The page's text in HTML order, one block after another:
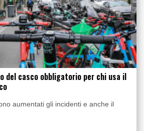
del casco obbligatorio per chi usa il
aumentati gli incidenti e anche il